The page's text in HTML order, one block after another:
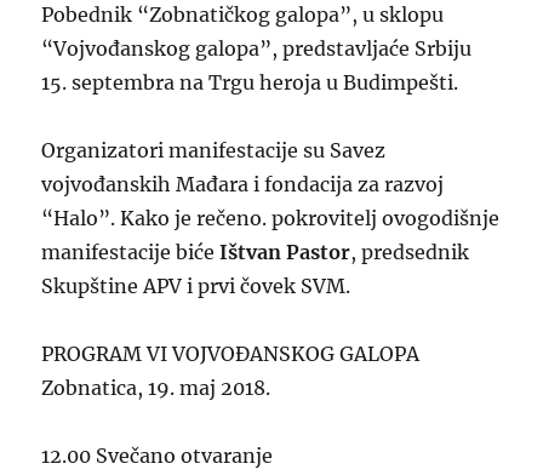
Pobednik “Zobnatičkog galopa”, u sklopu
“Vojvođanskog galopa”, predstavljaće Srbiju
15. septembra na Trgu heroja u Budimpešti.
Organizatori manifestacije su Savez
vojvođanskih Mađara i fondacija za razvoj
“Halo”. Kako je rečeno. pokrovitelj ovogodišnje
manifestacije bićeIštvan Pastor, predsednik
Skupštine APV i prvi čovek SVM.
PROGRAM VI VOJVOĐANSKOG GALOPA
Zobnatica, 19. maj 2018.
12.00 Svečano otvaranje